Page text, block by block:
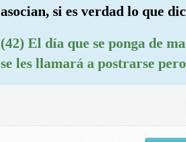
asocian, si es verdad lo que
(42) El día que se ponga de
se les llamará a postrarse